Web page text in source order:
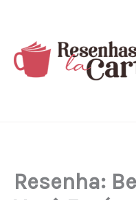
conteúdo
Resenha: